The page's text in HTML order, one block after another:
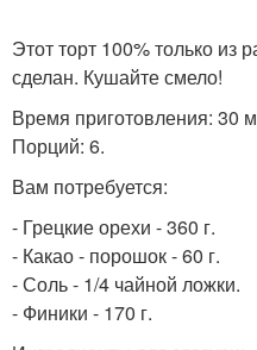
Этот торт 100% только из
сделан. Кушайте смело!
Время приготовления: 30
Порций: 6.
Вам потребуется:
- Грецкие орехи - 360 г.
- Какао - порошок - 60 г.
- Соль - 1/4 чайной ложки.
- Финики - 170 г.